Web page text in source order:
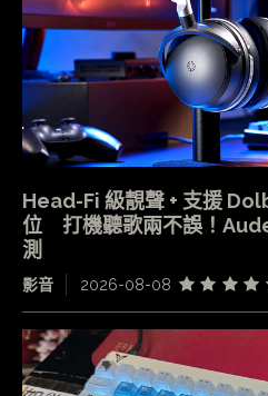
Head-Fi 級靚聲 + 支援
位 打機聽歌兩不誤！
測
影音 2026-08-08